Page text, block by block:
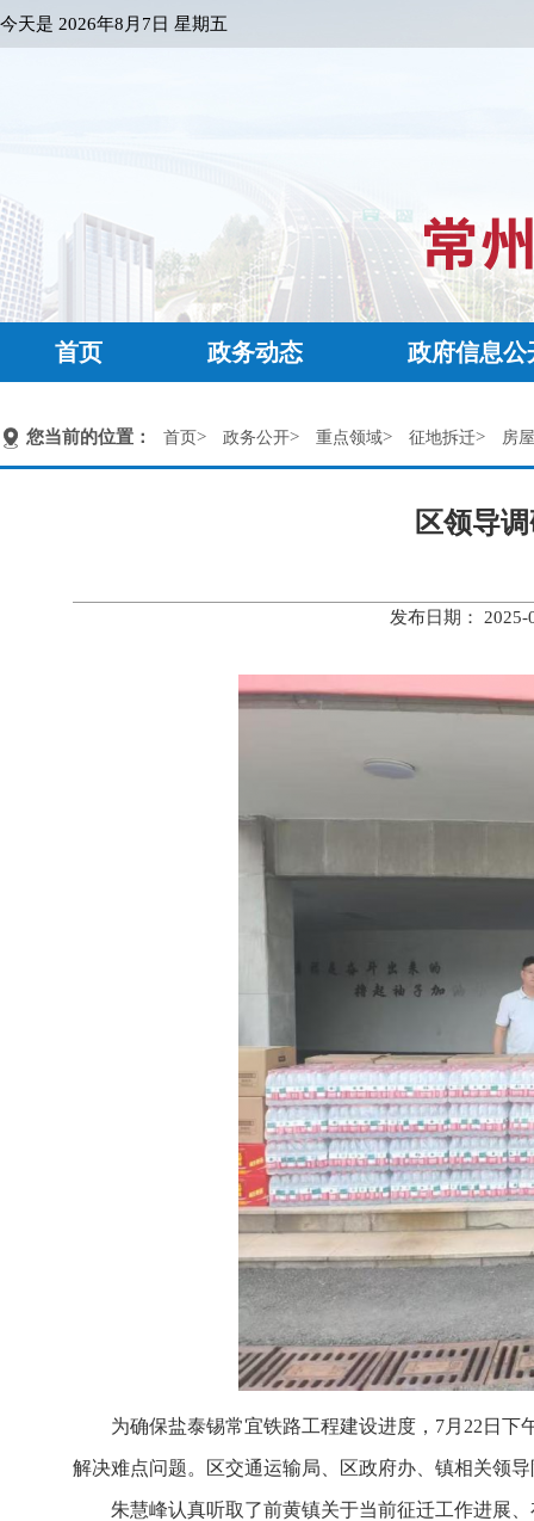
今天是 2026年8月7日 星期五
首页 政务动态 政府信息公
您当前的位置： 首页> 政务公开> 重点领域> 征地拆迁> 房
区领导
发布日期：
为确保盐泰锡常宜铁路工程建设进度，7月22日
解决难点问题。区交通运输局、区政府办、镇相关领
朱慧峰认真听取了前黄镇关于当前征迁工作进展